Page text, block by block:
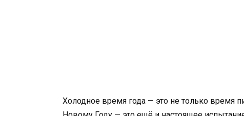
Холодное время года — это не только время